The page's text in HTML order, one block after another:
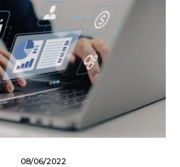
08/06/2022